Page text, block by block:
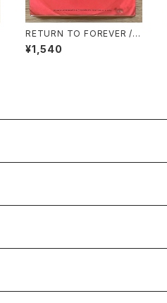
RETURN TO FOREVER /
A: JUNGLE WATERFALL
(STEREO) / B: JUNGLE W
¥1,540